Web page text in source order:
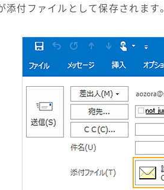
添付ファイルとして保存されます。